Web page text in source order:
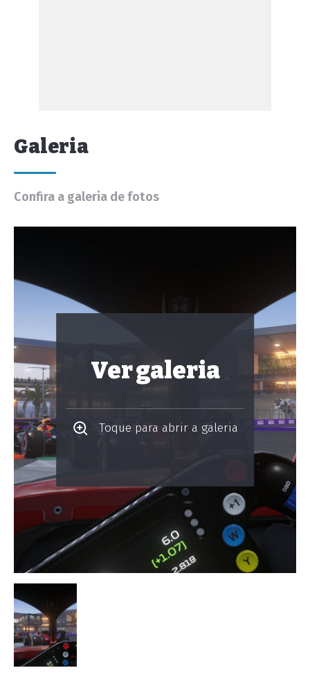
Galeria
Confira a galeria de fotos
Ver galeria
Toque para abrir a galeria